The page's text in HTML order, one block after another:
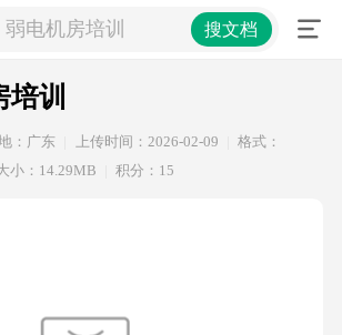
弱电机房培训 搜文档
培训
：广东 上传时间：2026-02-09
格式：
小：14.29MB 积分：15